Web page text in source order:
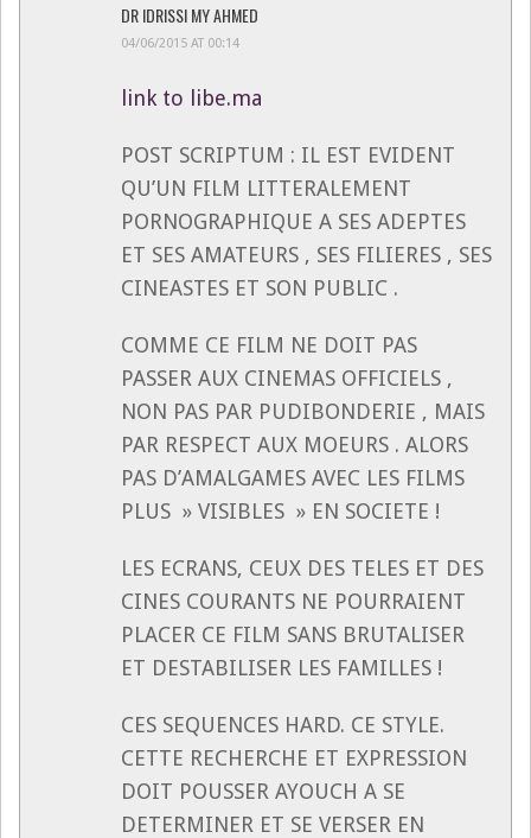
DR IDRISSI MY AHMED
04/06/2015 AT 00:14
link to libe.ma
POST SCRIPTUM : IL EST EVIDENT
QU’UN FILM LITTERALEMENT
PORNOGRAPHIQUE A SES ADEPTES
ET SES AMATEURS , SES FILIERES , SES
CINEASTES ET SON PUBLIC .
COMME CE FILM NE DOIT PAS
PASSER AUX CINEMAS OFFICIELS ,
NON PAS PAR PUDIBONDERIE , MAIS
PAR RESPECT AUX MOEURS . ALORS
PAS D’AMALGAMES AVEC LES FILMS
PLUS » VISIBLES » EN SOCIETE !
LES ECRANS, CEUX DES TELES ET DES
CINES COURANTS NE POURRAIENT
PLACER CE FILM SANS BRUTALISER
ET DESTABILISER LES FAMILLES !
CES SEQUENCES HARD. CE STYLE.
CETTE RECHERCHE ET EXPRESSION
DOIT POUSSER AYOUCH A SE
DETERMINER ET SE VERSER EN